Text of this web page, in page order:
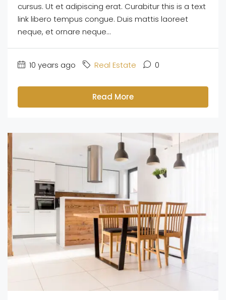
cursus. Ut et adipiscing erat. Curabitur this is a text
link libero tempus congue. Duis mattis laoreet
neque, et ornare neque...
10 years ago Real Estate 0
Read More